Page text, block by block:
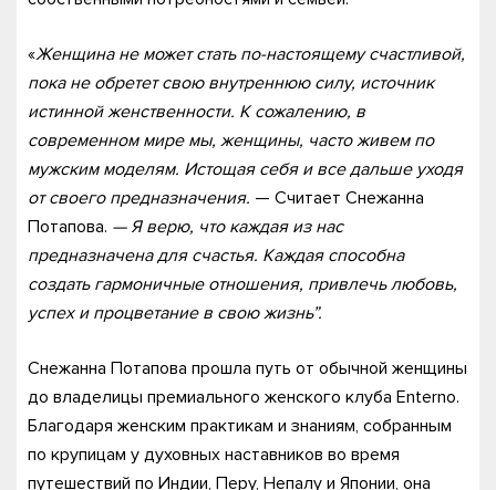
«Женщина не может стать по-настоящему счастливой,
пока не обретет свою внутреннюю силу, источник
истинной женственности. К сожалению, в
современном мире мы, женщины, часто живем по
мужским моделям. Истощая себя и все дальше уходя
от своего предназначения. — Считает Снежанна
Потапова. — Я верю, что каждая из нас
предназначена для счастья. Каждая способна
создать гармоничные отношения, привлечь любовь,
успех и процветание в свою жизнь”.
Снежанна Потапова прошла путь от обычной женщины
до владелицы премиального женского клуба Enterno.
Благодаря женским практикам и знаниям, собранным
по крупицам у духовных наставников во время
путешествий по Индии, Перу, Непалу и Японии, она